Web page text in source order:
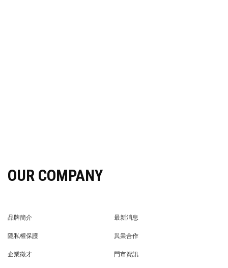
OUR COMPANY
品牌簡介
最新消息
隱私權保護
異業合作
企業徵才
門市資訊